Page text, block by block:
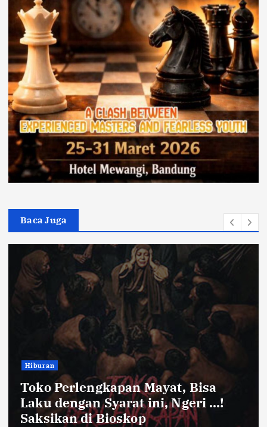
Baca Juga
Hiburan
Toko Perlengkapan Mayat, Bisa
Laku dengan Syarat ini, Ngeri …!
Saksikan di Bioskop